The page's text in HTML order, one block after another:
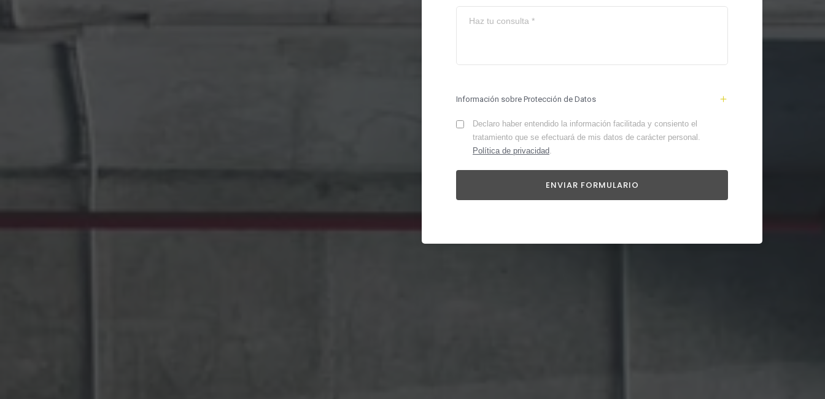
Información sobre Protección de Datos
Declaro haber entendido la información facilitada y consiento el
tratamiento que se efectuará de mis datos de carácter personal.
Política de privacidad.